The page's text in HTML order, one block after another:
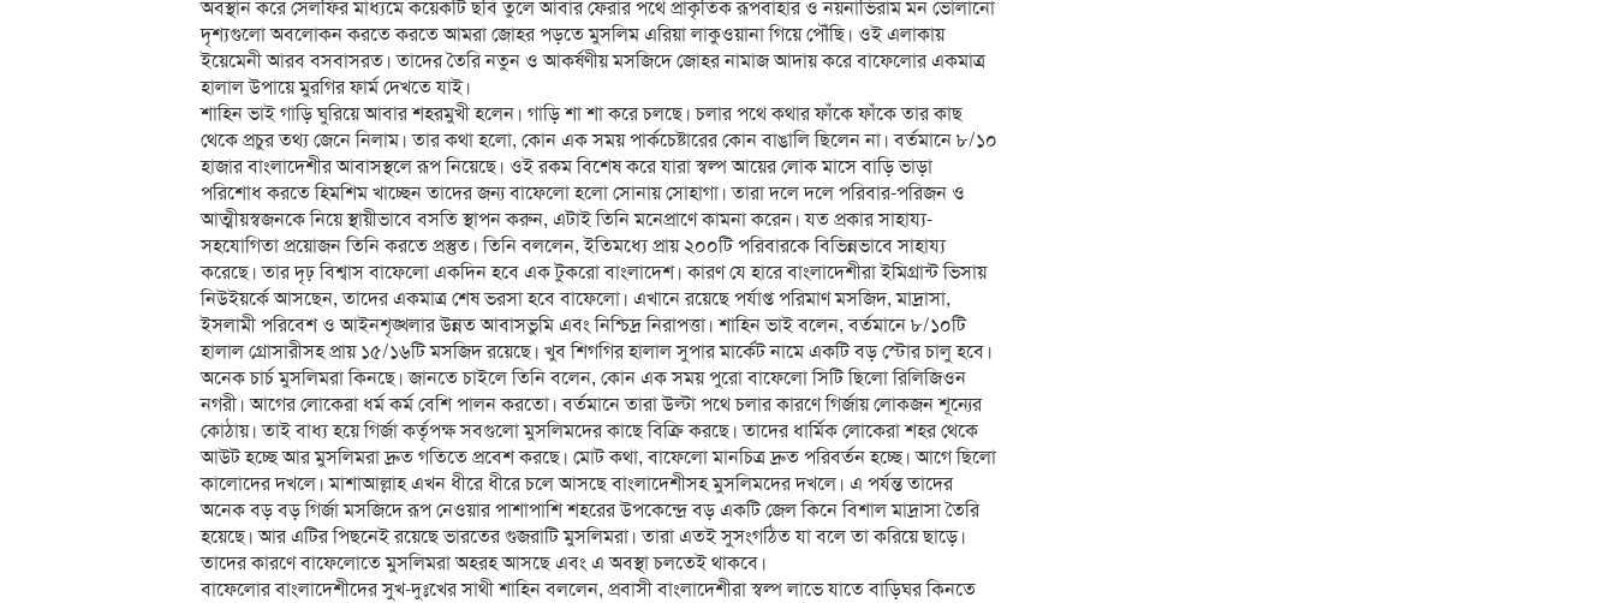
অবস্থান করে সেলফির মাধ্যমে কয়েকটি ছবি তুলে আবার ফেরার পথে প্রাকৃতিক রূপবাহার ও নয়নাভিরাম মন ভোলানো
দৃশ্যগুলো অবলোকন করতে করতে আমরা জোহর পড়তে মুসলিম এরিয়া লাকুওয়ানা গিয়ে পৌঁছি। ওই এলাকায়
ইয়েমেনী আরব বসবাসরত। তাদের তৈরি নতুন ও আকর্ষণীয় মসজিদে জোহর নামাজ আদায় করে বাফেলোর একমাত্র
হালাল উপায়ে মুরগির ফার্ম দেখতে যাই।
শাহিন ভাই গাড়ি ঘুরিয়ে আবার শহরমুখী হলেন। গাড়ি শা শা করে চলছে। চলার পথে কথার ফাঁকে ফাঁকে তার কাছ
থেকে প্রচুর তথ্য জেনে নিলাম। তার কথা হলো, কোন এক সময় পার্কচেষ্টারের কোন বাঙালি ছিলেন না। বর্তমানে ৮/১০
হাজার বাংলাদেশীর আবাসস্থলে রূপ নিয়েছে। ওই রকম বিশেষ করে যারা স্বল্প আয়ের লোক মাসে বাড়ি ভাড়া
পরিশোধ করতে হিমশিম খাচ্ছেন তাদের জন্য বাফেলো হলো সোনায় সোহাগা। তারা দলে দলে পরিবার-পরিজন ও
আত্মীয়স্বজনকে নিয়ে স্থায়ীভাবে বসতি স্থাপন করুন, এটাই তিনি মনেপ্রাণে কামনা করেন। যত প্রকার সাহায্য-
সহযোগিতা প্রয়োজন তিনি করতে প্রস্তুত। তিনি বললেন, ইতিমধ্যে প্রায় ২০০টি পরিবারকে বিভিন্নভাবে সাহায্য
করেছে। তার দৃঢ় বিশ্বাস বাফেলো একদিন হবে এক টুকরো বাংলাদেশ। কারণ যে হারে বাংলাদেশীরা ইমিগ্রান্ট ভিসায়
নিউইয়র্কে আসছেন, তাদের একমাত্র শেষ ভরসা হবে বাফেলো। এখানে রয়েছে পর্যাপ্ত পরিমাণ মসজিদ, মাদ্রাসা,
ইসলামী পরিবেশ ও আইনশৃঙ্খলার উন্নত আবাসভুমি এবং নিশ্চিদ্র নিরাপত্তা। শাহিন ভাই বলেন, বর্তমানে ৮/১০টি
হালাল গ্রোসারীসহ প্রায় ১৫/১৬টি মসজিদ রয়েছে। খুব শিগগির হালাল সুপার মার্কেট নামে একটি বড় স্টোর চালু হবে।
অনেক চার্চ মুসলিমরা কিনছে। জানতে চাইলে তিনি বলেন, কোন এক সময় পুরো বাফেলো সিটি ছিলো রিলিজিওন
নগরী। আগের লোকেরা ধর্ম কর্ম বেশি পালন করতো। বর্তমানে তারা উল্টা পথে চলার কারণে গির্জায় লোকজন শূন্যের
কোঠায়। তাই বাধ্য হয়ে গির্জা কর্তৃপক্ষ সবগুলো মুসলিমদের কাছে বিক্রি করছে। তাদের ধার্মিক লোকেরা শহর থেকে
আউট হচ্ছে আর মুসলিমরা দ্রুত গতিতে প্রবেশ করছে। মোট কথা, বাফেলো মানচিত্র দ্রুত পরিবর্তন হচ্ছে। আগে ছিলো
কালোদের দখলে। মাশাআল্লাহ এখন ধীরে ধীরে চলে আসছে বাংলাদেশীসহ মুসলিমদের দখলে। এ পর্যন্ত তাদের
অনেক বড় বড় গির্জা মসজিদে রূপ নেওয়ার পাশাপাশি শহরের উপকেন্দ্রে বড় একটি জেল কিনে বিশাল মাদ্রাসা তৈরি
হয়েছে। আর এটির পিছনেই রয়েছে ভারতের গুজরাটি মুসলিমরা। তারা এতই সুসংগঠিত যা বলে তা করিয়ে ছাড়ে।
তাদের কারণে বাফেলোতে মুসলিমরা অহরহ আসছে এবং এ অবস্থা চলতেই থাকবে।
বাফেলোর বাংলাদেশীদের সুখ-দুঃখের সাথী শাহিন বললেন, প্রবাসী বাংলাদেশীরা স্বল্প লাভে যাতে বাড়িঘর কিনতে